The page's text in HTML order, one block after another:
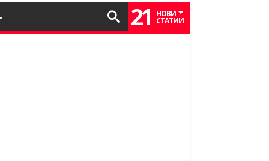
21 НОВИ
СТАТИИ